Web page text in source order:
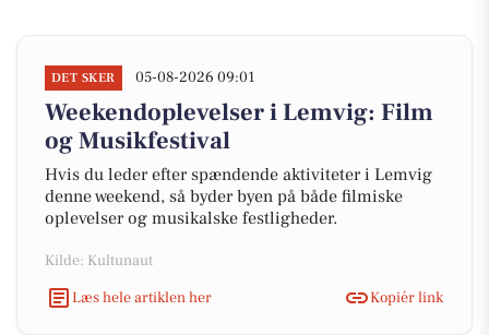
DET SKER 05-08-2026 09:01
Weekendoplevelser i Lemvig: Film
og Musikfestival
Hvis du leder efter spændende aktiviteter i Lemvig
denne weekend, så byder byen på både filmiske
oplevelser og musikalske festligheder.
Kilde: Kultunaut
Læs hele artiklen her
Kopiér link